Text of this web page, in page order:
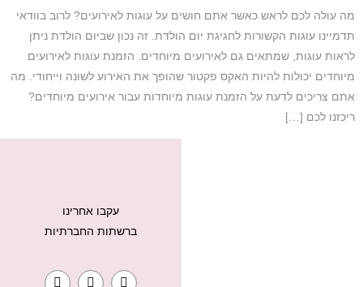
מה עולה לכם לראש כאשר אתם חושים על עוגות לאירועים? לרוב בוודאי
תדמיינו עוגות הקשורות לחגיגת יום הולדת. זה נכון שביום הולדת ניתן
לראות עוגות, שמתאים גם לאירועים מיוחדים. הזמנת עוגות לאירועים
מיוחדים יכולות להיות האקס פקטור שהופך את האירוע לשונה וייחודי. מה
אתם צריכים לדעת על הזמנת עוגות מיוחדות עבור אירועים מיוחדים?
ריכזנו לכם […]
עקבו אחרינו
ברשתות החברתיות